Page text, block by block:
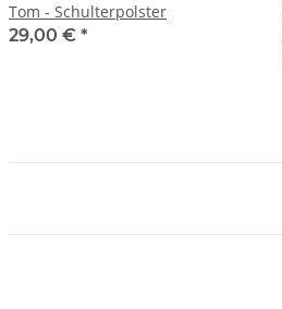
Tom - Schulterpolster
29,00 € *